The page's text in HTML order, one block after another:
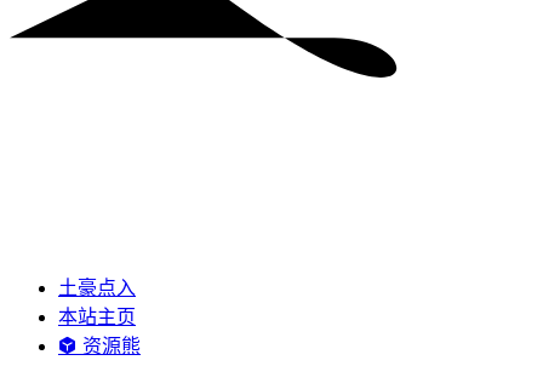
土豪点入
本站主页
资源熊